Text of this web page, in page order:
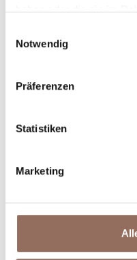
haben oder die sie im
Notwendig
Präferenzen
Statistiken
Marketing
Unterkünfte